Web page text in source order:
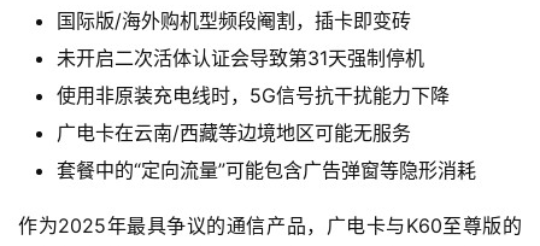
多
国际版/海外购机型频段阉割，插卡即变砖
未开启二次活体认证会导致第31天强制停机
使用非原装充电线时，5G信号抗干扰能力下降
广电卡在云南/西藏等边境地区可能无服务
套餐中的“定向流量”可能包含广告弹窗等隐形消耗
作为2025年最具争议的通信产品，广电卡与K60至尊版的